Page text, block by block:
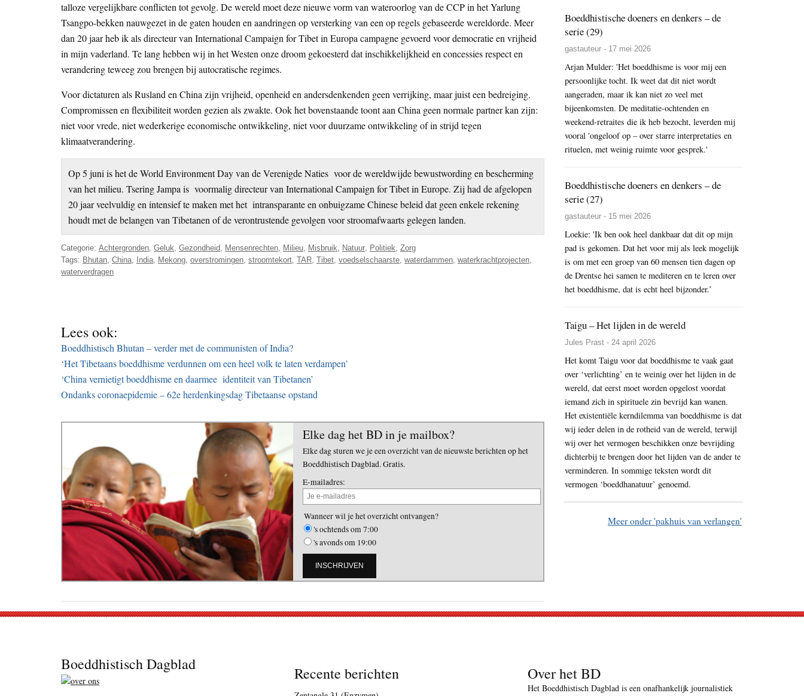
talloze vergelijkbare conflicten tot gevolg. De wereld moet deze nieuwe vorm van wateroorlog van de CCP in het Yarlung
Tsangpo-bekken nauwgezet in de gaten houden en aandringen op versterking van een op regels gebaseerde wereldorde. Meer
dan 20 jaar heb ik als directeur van International Campaign for Tibet in Europa campagne gevoerd voor democratie en vrijheid
in mijn vaderland. Te lang hebben wij in het Westen onze droom gekoesterd dat inschikkelijkheid en concessies respect en
verandering teweeg zou brengen bij autocratische regimes.
Voor dictaturen als Rusland en China zijn vrijheid, openheid en andersdenkenden geen verrijking, maar juist een bedreiging.
Compromissen en flexibiliteit worden gezien als zwakte. Ook het bovenstaande toont aan China geen normale partner kan zijn:
niet voor vrede, niet wederkerige economische ontwikkeling, niet voor duurzame ontwikkeling of in strijd tegen
klimaatverandering.
Op 5 juni is het de World Environment Day van de Verenigde Naties voor de wereldwijde bewustwording en bescherming
van het milieu. Tsering Jampa is voormalig directeur van International Campaign for Tibet in Europe. Zij had de afgelopen
20 jaar veelvuldig en intensief te maken met het intransparante en onbuigzame Chinese beleid dat geen enkele rekening
houdt met de belangen van Tibetanen of de verontrustende gevolgen voor stroomafwaarts gelegen landen.
Categorie: Achtergronden Geluk Gezondheid Mensenrechten Milieu Misbruik Natuur Politiek Zorg
Tags: Bhutan China India Mekong overstromingen stroomtekort TAR Tibet voedselschaarste waterdammen waterkrachtprojecten
waterverdragen
Lees ook:
Boeddhistisch Bhutan – verder met de communisten of India?
‘Het Tibetaans boeddhisme verdunnen om een heel volk te laten verdampen’
‘China vernietigt boeddhisme en daarmee identiteit van Tibetanen’
Ondanks coronaepidemie – 62e herdenkingsdag Tibetaanse opstand
Elke dag het BD in je mailbox?
Elke dag sturen we je een overzicht van de nieuwste berichten op het
Boeddhistisch Dagblad. Gratis.
E-mailadres:
Wanneer wil je het overzicht ontvangen?
's ochtends om 7:00
's avonds om 19:00
Boeddhistische doeners en denkers – de
serie (29)
gastauteur - 17 mei 2026
Arjan Mulder: 'Het boeddhisme is voor mij een
persoonlijke tocht. Ik weet dat dit niet wordt
aangeraden, maar ik kan niet zo veel met
bijeenkomsten. De meditatie-ochtenden en
weekend-retraites die ik heb bezocht, leverden mij
vooral 'ongeloof op – over starre interpretaties en
rituelen, met weinig ruimte voor gesprek.'
Boeddhistische doeners en denkers – de
serie (27)
gastauteur - 15 mei 2026
Loekie: 'Ik ben ook heel dankbaar dat dit op mijn
pad is gekomen. Dat het voor mij als leek mogelijk
is om met een groep van 60 mensen tien dagen op
de Drentse hei samen te mediteren en te leren over
het boeddhisme, dat is echt heel bijzonder.’
Taigu – Het lijden in de wereld
Jules Prast - 24 april 2026
Het komt Taigu voor dat boeddhisme te vaak gaat
over ‘verlichting’ en te weinig over het lijden in de
wereld, dat eerst moet worden opgelost voordat
iemand zich in spirituele zin bevrijd kan wanen.
Het existentiële kerndilemma van boeddhisme is dat
wij ieder delen in de rotheid van de wereld, terwijl
wij over het vermogen beschikken onze bevrijding
dichterbij te brengen door het lijden van de ander te
verminderen. In sommige teksten wordt dit
vermogen ‘boeddhanatuur’ genoemd.
Meer onder 'pakhuis van verlangen'
Boeddhistisch Dagblad Recente berichten Over het BD
Het Boeddhistisch Dagblad is een onafhankelijk journalistiek